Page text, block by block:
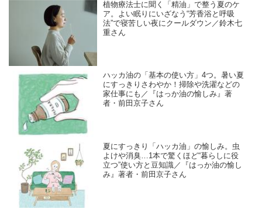
植物療法士に聞く「精油」で整う夏のケ
ア。よい眠りにいざなう“芳香浴と呼吸
法”で寝苦しい夜にクールダウン／鈴木七
重さん
ハッカ油の「基本の使い方」4つ。暑い夏
にすっきりさわやか！掃除や洗濯などの
家仕事にも／『はっか油の愉しみ』著
者・前田京子さん
夏にすっきり「ハッカ油」の愉しみ。虫
よけや消臭…1本で驚くほど“暮らしに役
立つ”使い方と豆知識／『はっか油の愉し
み』著者・前田京子さん